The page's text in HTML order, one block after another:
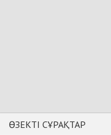
ӨЗЕКТІ СҰРАҚТАР